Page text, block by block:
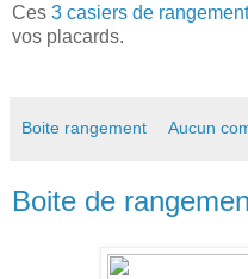
Ces 3 casiers de
vos placards.
Boite rangement Aucun
Boite de